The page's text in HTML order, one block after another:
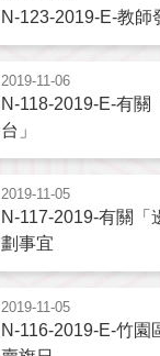
N-123-2019-E-教師
2019-11-06
N-118-2019-E-有關
台」
2019-11-05
N-117-2019-有關「
劃事宜
2019-11-05
N-116-2019-E-竹園